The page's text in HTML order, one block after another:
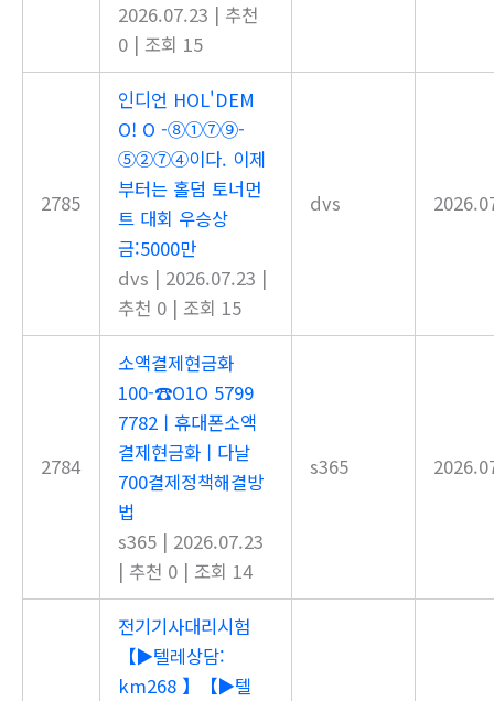
2026.07.23 | 추천
0 | 조회 15
2785
인디언 HOL'DEM
O! O -⑧①⑦⑨-
⑤②⑦④이다. 이제
부터는 홀덤 토너먼
트 대회 우승상
금:5000만
dvs | 2026.07.23 |
추천 0 | 조회 15
dvs
2784
소액결제현금화
100-☎O1O 5799
7782ㅣ휴대폰소액
결제현금화ㅣ다날
700결제정책해결방
법
s365 | 2026.07.23
| 추천 0 | 조회 14
s365
전기기사대리시험
【▶텔레상담:
km268 】【▶텔